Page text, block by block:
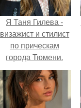
Я Таня Гилева -
визажист и стилист
по прическам
города Тюмени.